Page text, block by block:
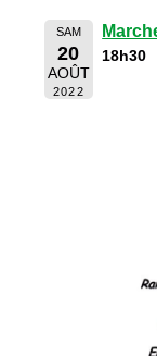
SAM
20
AOÛT
2022
18h30